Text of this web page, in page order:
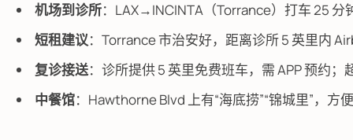
机场到诊所：LAX→INCINTA（Torrance）打车 25 分
短租建议：Torrance 市治安好，距离诊所 5 英里内
复诊接送：诊所提供 5 英里免费班车，需 APP 预约
中餐馆：Hawthorne Blvd 上有“海底捞”“锦城里”，方